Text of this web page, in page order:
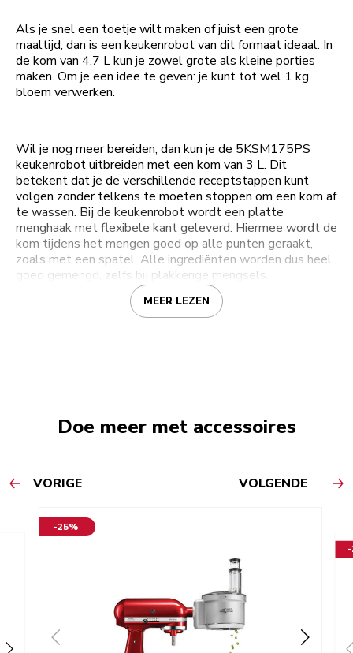
Als je snel een toetje wilt maken of juist een grote
maaltijd, dan is een keukenrobot van dit formaat ideaal. In
de kom van 4,7 L kun je zowel grote als kleine porties
maken. Om je een idee te geven: je kunt tot wel 1 kg
bloem verwerken.
Wil je nog meer bereiden, dan kun je de 5KSM175PS
keukenrobot uitbreiden met een kom van 3 L. Dit
betekent dat je de verschillende receptstappen kunt
volgen zonder telkens te moeten stoppen om een kom af
te wassen. Bij de keukenrobot wordt een platte
menghaak met flexibele kant geleverd. Hiermee wordt de
kom tijdens het mengen goed op alle punten geraakt,
zoals met een spatel. Alle ingrediënten worden dus heel
goed gemengd, zelfs bij plakkerige mengsels.
MEER LEZEN
Doe meer met accessoires
VORIGE VOLGENDE
-25%
-